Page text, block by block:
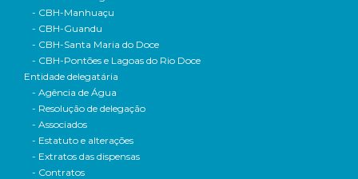
- CBH-Manhuaçu
- CBH-Guandu
- CBH-Santa Maria do Doce
- CBH-Pontões e Lagoas do Rio Doce
Entidade delegatária
- Agência de Água
- Resolução de delegação
- Associados
- Estatuto e alterações
- Extratos das dispensas
- Contratos